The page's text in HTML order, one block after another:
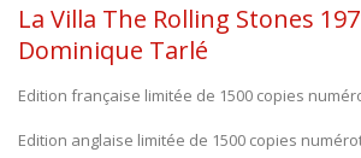
La Villa The Rolling Stones
Dominique Tarlé
Edition française limitée de 1500 copies
Edition anglaise limitée de 1500 copies